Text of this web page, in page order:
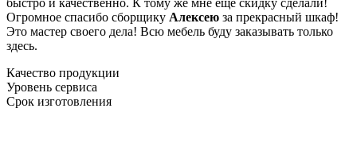
Огромное спасибо сборщику Алексею за прекрасный шкаф!
Это мастер своего дела! Всю мебель буду заказывать только
здесь.
Качество продукции
Уровень сервиса
Срок изготовления